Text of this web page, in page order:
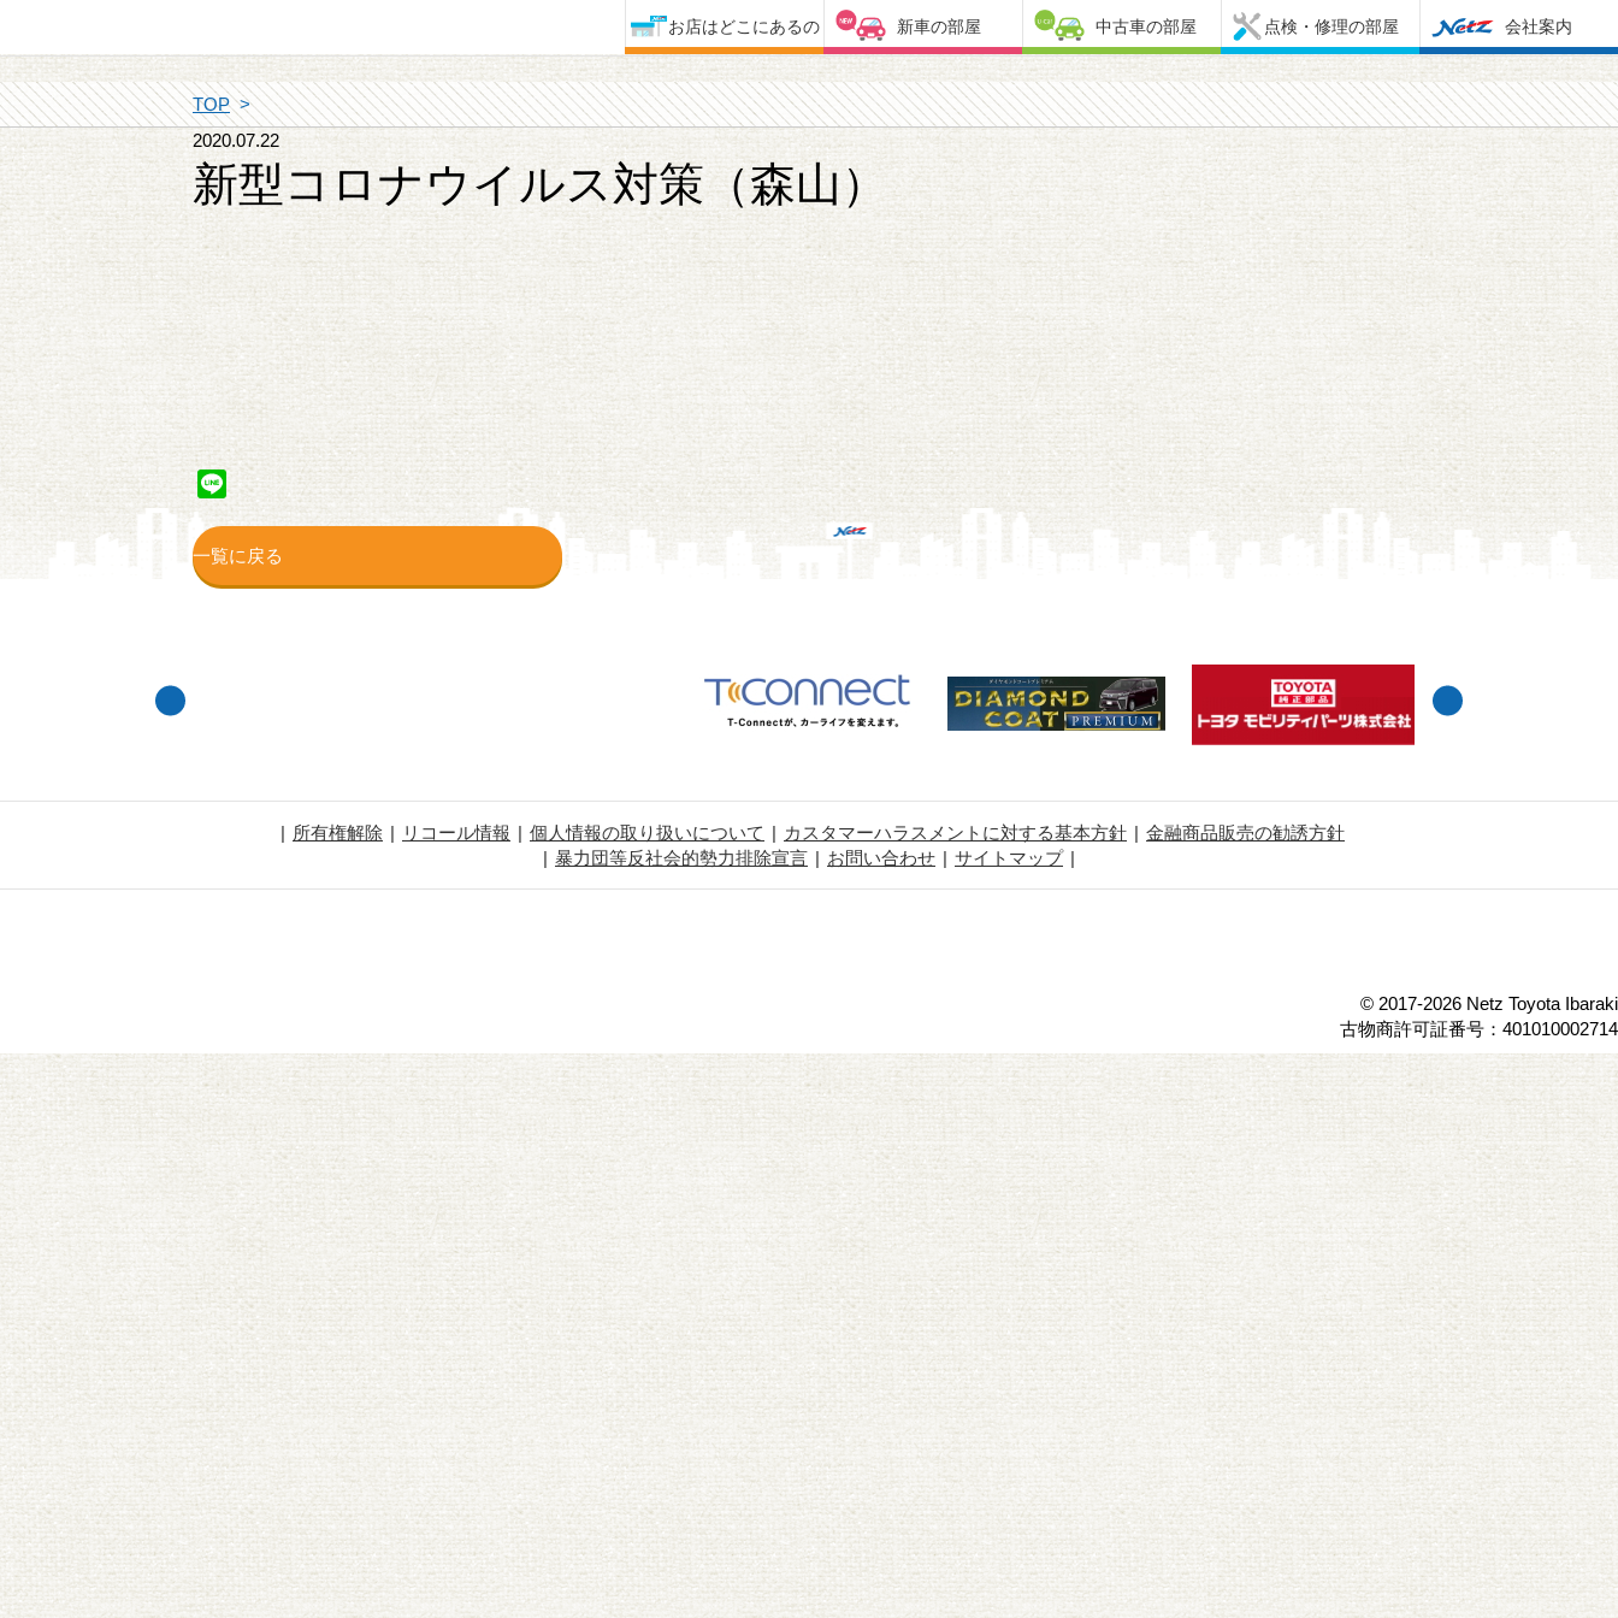
お店はどこにあるの 新車の部屋 中古車の部屋 点検・修理の部屋 会社案内
TOP
2020.07.22
新型コロナウイルス対策（森山）
Line
一覧に戻る
所有権解除 リコール情報 個人情報の取り扱いについて カスタマーハラスメントに対する基本方針
金融商品販売の勧誘方針
暴力団等反社会的勢力排除宣言
お問い合わせ サイトマップ
© 2017-2026 Netz Toyota Ibaraki
古物商許可証番号：401010002714